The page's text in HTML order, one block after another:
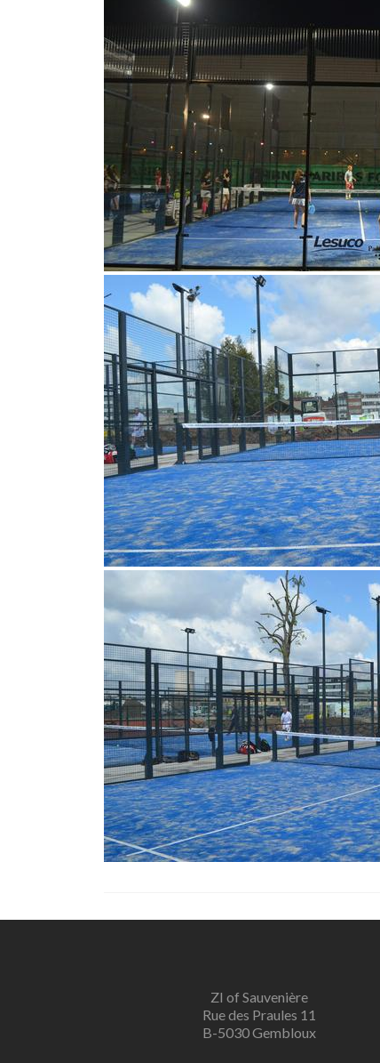
ZI of Sauvenière
Rue des Praules 11
B-5030 Gembloux